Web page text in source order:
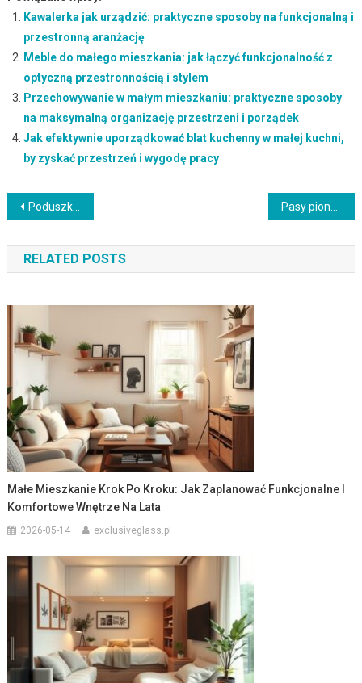
Kawalerka jak urządzić: praktyczne sposoby na funkcjonalną i
przestronną aranżację
Meble do małego mieszkania: jak łączyć funkcjonalność z
optyczną przestronnością i stylem
Przechowywanie w małym mieszkaniu: praktyczne sposoby
na maksymalną organizację przestrzeni i porządek
Jak efektywnie uporządkować blat kuchenny w małej kuchni,
by zyskać przestrzeń i wygodę pracy
Nawigacja
wpisu
Poduszki dekoracyjne bez szycia DIY: jak krok po kroku stworzyć oryginalne ozdoby wnętrza
RELATED POSTS
Małe Mieszkanie Krok Po Kroku: Jak Zaplanować Funkcjonalne I
Komfortowe Wnętrze Na Lata
2026-05-14 exclusiveglass.pl